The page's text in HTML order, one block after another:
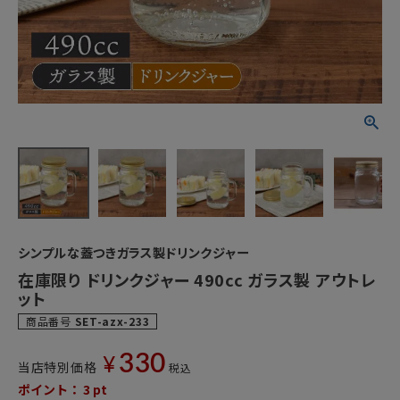
シンプルな蓋つきガラス製ドリンクジャー
在庫限り ドリンクジャー 490cc ガラス製 アウトレ
ット
商品番号 SET-azx-233
当店特別価格 ¥ 330 税込
ポイント： 3 pt